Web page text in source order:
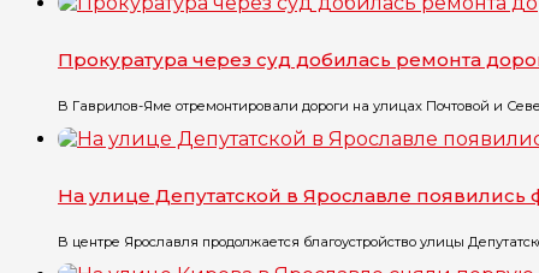
Прокуратура через суд добилась ремонта
В Гаврилов-Яме отремонтировали дороги на улицах Почтовой и
На улице Депутатской в Ярославле появились
В центре Ярославля продолжается благоустройство улицы